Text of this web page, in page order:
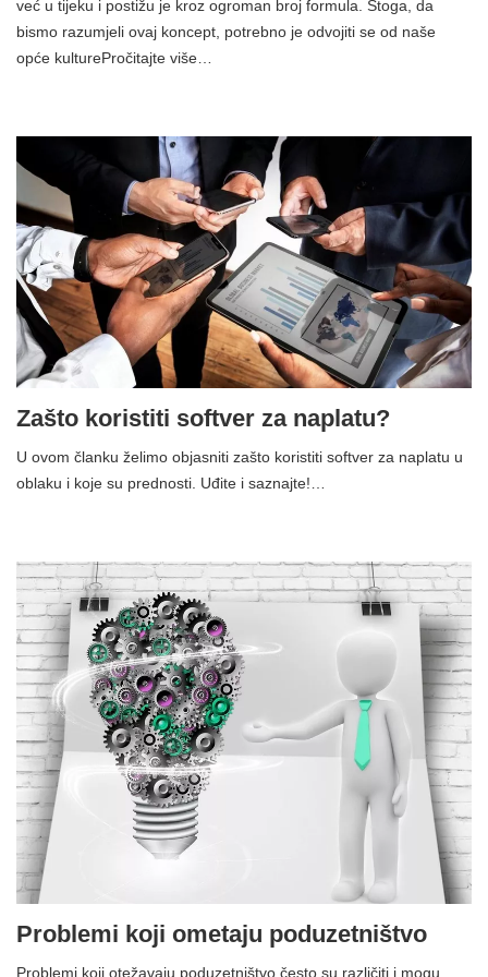
već u tijeku i postižu je kroz ogroman broj formula. Stoga, da
bismo razumjeli ovaj koncept, potrebno je odvojiti se od naše
opće kulturePročitajte više…
Zašto koristiti softver za naplatu?
U ovom članku želimo objasniti zašto koristiti softver za naplatu u
oblaku i koje su prednosti. Uđite i saznajte!…
Problemi koji ometaju poduzetništvo
Problemi koji otežavaju poduzetništvo često su različiti i mogu